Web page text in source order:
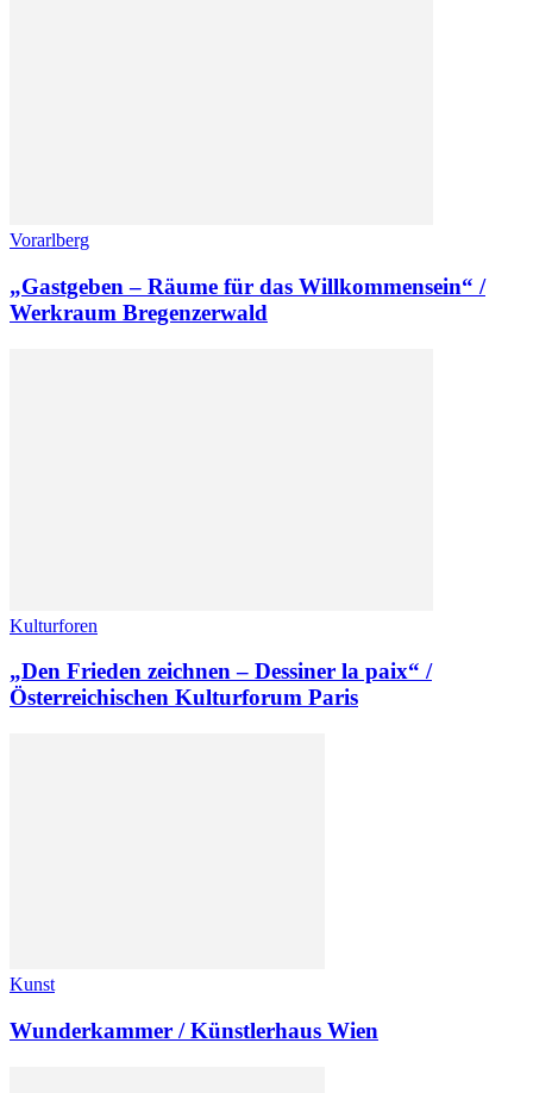
Vorarlberg
„Gastgeben – Räume für das Willkommensein“ /
Werkraum Bregenzerwald
Kulturforen
„Den Frieden zeichnen – Dessiner la paix“ /
Österreichischen Kulturforum Paris
Kunst
Wunderkammer / Künstlerhaus Wien